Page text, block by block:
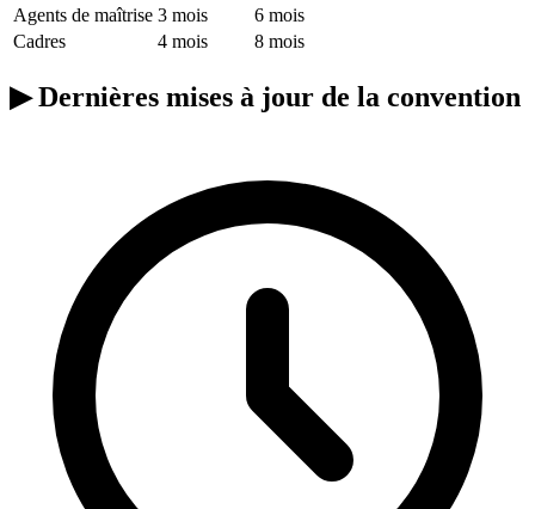
Agents de maîtrise 3 mois
6 mois
Cadres
4 mois 8 mois
▶Dernières mises à jour de la convention